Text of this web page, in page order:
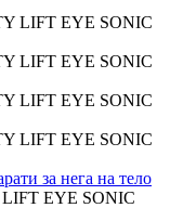
за нега на тело
EYE SONIC